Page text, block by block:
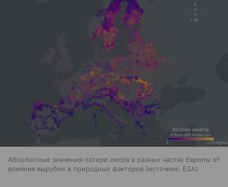
Абсолютные значения потери лесов в разных частях Европы от
влияния вырубки и природных факторов
источник: ESA